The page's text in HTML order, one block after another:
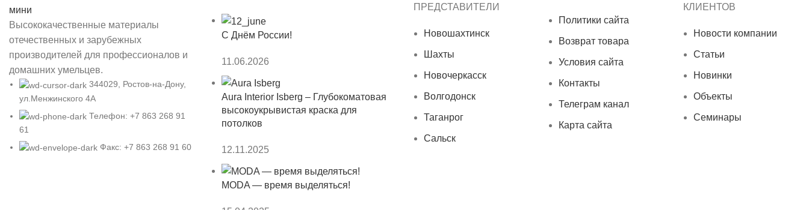
Высококачественные материалы
отечественных и зарубежных
производителей для профессионалов и
домашних умельцев.
344029, Ростов-на-Дону,
ул.Менжинского 4А
Телефон: +7 863 268 91
61
Факс: +7 863 268 91 60
С Днём России!
11.06.2026
Aura Interior Isberg – Глубокоматовая
высокоукрывистая краска для
потолков
12.11.2025
MODA — время выделяться!
ПРЕДСТАВИТЕЛИ
Новошахтинск
Шахты
Новочеркасск
Волгодонск
Таганрог
Сальск
Политики сайта
Возврат товара
Условия сайта
Контакты
Телеграм канал
Карта сайта
КЛИЕНТОВ
Новости компании
Статьи
Новинки
Объекты
Семинары